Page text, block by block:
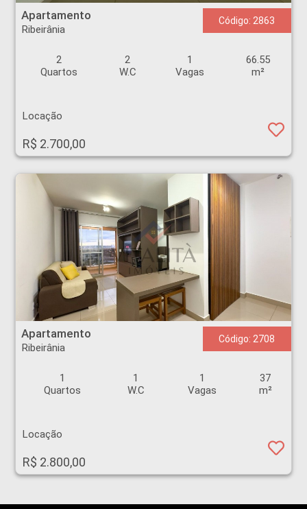
Apartamento
Ribeirânia
Código: 2863
2
Quartos
2
W.C
1
Vagas
66.55
m²
Locação
R$ 2.700,00
Apartamento - Ribeirânia - Ribeirão Preto
Apartamento
Ribeirânia
Código: 2708
1
Quartos
1
W.C
1
Vagas
37
m²
Locação
R$ 2.800,00